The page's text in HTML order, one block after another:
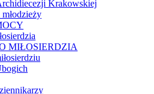
Krakowskiej
MIŁOSIERDZIA